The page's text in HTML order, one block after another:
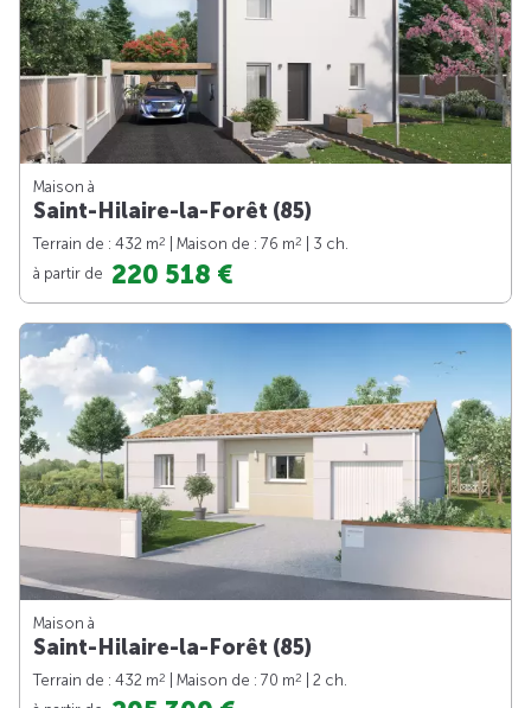
Maison à
Saint-Hilaire-la-Forêt (85)
Terrain de : 432 m2 | Maison de : 76 m2
| 3 ch.
à partir de 220 518 €
Maison à
Saint-Hilaire-la-Forêt (85)
Terrain de : 432 m2 | Maison de : 70 m2
| 2 ch.